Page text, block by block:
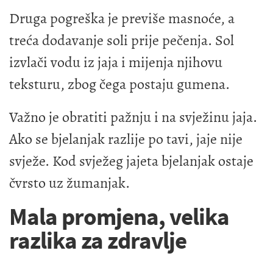
Druga pogreška je previše masnoće, a
treća dodavanje soli prije pečenja. Sol
izvlači vodu iz jaja i mijenja njihovu
teksturu, zbog čega postaju gumena.
Važno je obratiti pažnju i na svježinu jaja.
Ako se bjelanjak razlije po tavi, jaje nije
svježe. Kod svježeg jajeta bjelanjak ostaje
čvrsto uz žumanjak.
Mala promjena, velika
razlika za zdravlje